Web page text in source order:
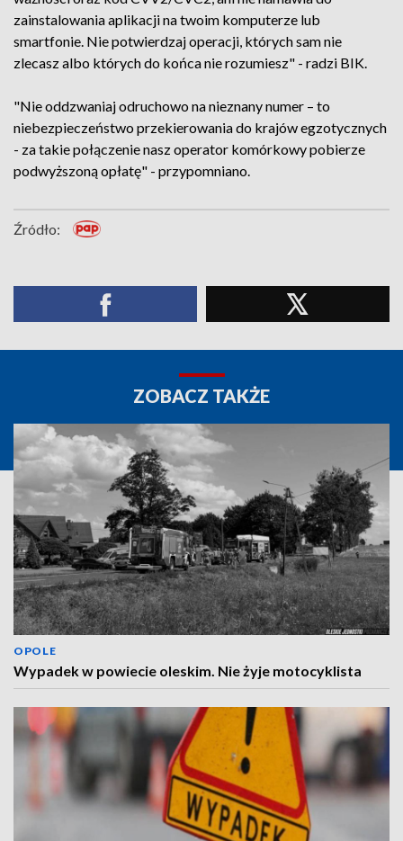
zainstalowania aplikacji na twoim komputerze lub
smartfonie. Nie potwierdzaj operacji, których sam nie
zlecasz albo których do końca nie rozumiesz" - radzi BIK.
"Nie oddzwaniaj odruchowo na nieznany numer – to
niebezpieczeństwo przekierowania do krajów egzotycznych
- za takie połączenie nasz operator komórkowy pobierze
podwyższoną opłatę" - przypomniano.
Źródło:
ZOBACZ TAKŻE
OPOLE
Wypadek w powiecie oleskim. Nie żyje motocyklista